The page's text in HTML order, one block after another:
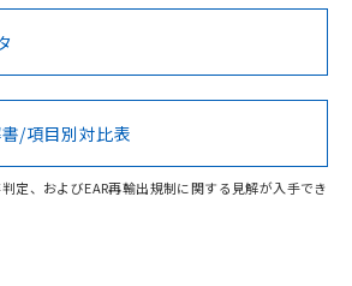
Cd Cr(VI)
混在する可能性があります。
この製品の規格認証/適合状況ページへ
はこちらのページからご検索ください
/項目別対比表
定、およびEAR再輸出規制に関する見解が入手でき